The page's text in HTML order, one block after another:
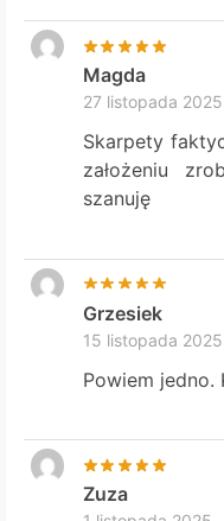
Magda
27 listopada 2025
Skarpety
założeniu
szanuję
Grzesiek
15 listopada 2025
Powiem jedno.
Zuza